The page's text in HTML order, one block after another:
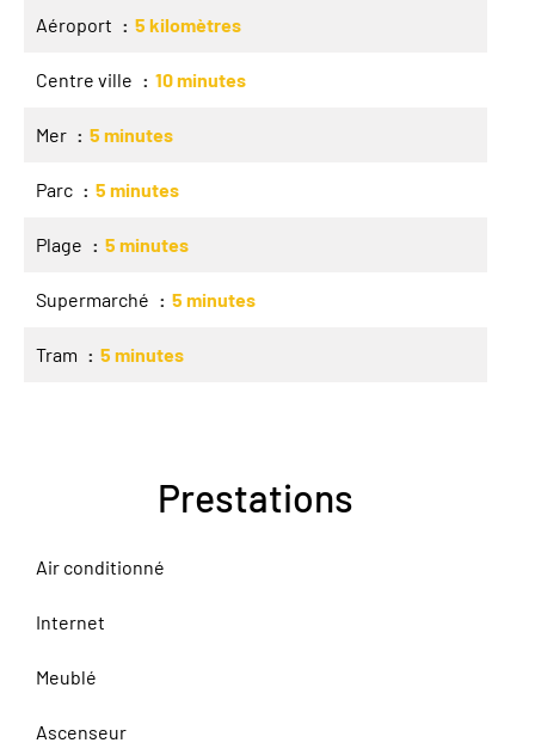
Aéroport 5 kilomètres
Centre ville 10 minutes
Mer 5 minutes
Parc 5 minutes
Plage 5 minutes
Supermarché 5 minutes
Tram 5 minutes
Prestations
Air conditionné
Internet
Meublé
Ascenseur